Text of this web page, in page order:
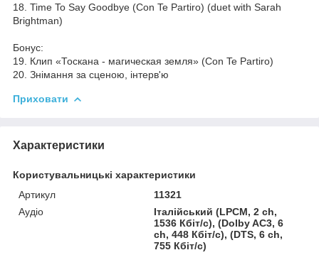
18. Time To Say Goodbye (Con Te Partiro) (duet with Sarah
Brightman)
Бонус:
19. Клип «Тоскана - магическая земля» (Con Te Partiro)
20. Знімання за сценою, інтерв'ю
Приховати
Характеристики
Користувальницькі характеристики
Артикул
11321
Аудіо
Італійський (LPCM, 2 ch,
1536 Кбіт/с), (Dolby AC3, 6
ch, 448 Кбіт/с), (DTS, 6 ch,
755 Кбіт/с)